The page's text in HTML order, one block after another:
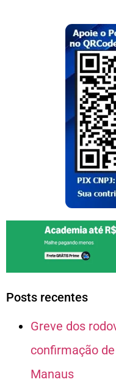
Posts recentes
Greve dos
confirmação
Manaus